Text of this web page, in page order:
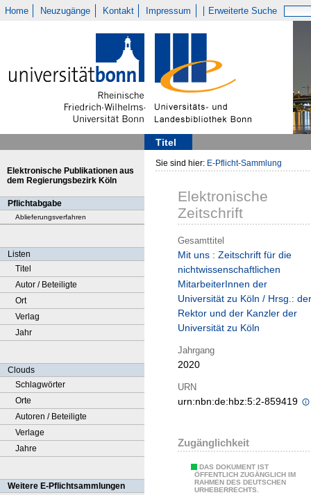
Home Neuzugänge Kontakt Impressum Erweiterte Suche
Titel
Elektronische Publikationen aus
dem Regierungsbezirk Köln
Pflichtabgabe
Ablieferungsverfahren
Listen
Titel
Autor / Beteiligte
Ort
Verlag
Jahr
Clouds
Schlagwörter
Orte
Autoren / Beteiligte
Verlage
Jahre
Weitere E-Pflichtsammlungen
Sie sind hier: E-Pflicht-Sammlung
Elektronische
Zeitschrift
Gesamttitel
Mit uns : Zeitschrift für die
nichtwissenschaftlichen
MitarbeiterInnen der
Universität zu Köln / Hrsg.: der
Rektor und der Kanzler der
Universität zu Köln
Jahrgang
2020
URN
urn:nbn:de:hbz:5:2-859419
Zugänglichkeit
DAS DOKUMENT IST
ÖFFENTLICH ZUGÄNGLICH IM
RAHMEN DES DEUTSCHEN
URHEBERRECHTS.